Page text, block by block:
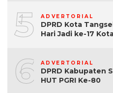
5 ADVERTORIAL
DPRD Kota
Hari Jadi ke-17
6 ADVERTORIAL
DPRD Kabupaten
HUT PGRI Ke-80